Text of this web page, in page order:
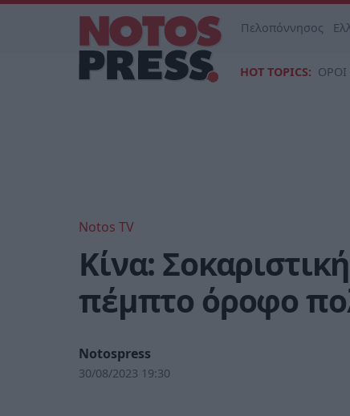
Πελοπόννησος
HOT TOPICS:
Notos TV
Κίνα:
πέμπτο όροφο
Notospress
30/08/2023 19:30